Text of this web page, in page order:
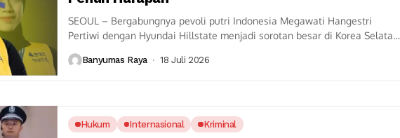
SEOUL – Bergabungnya pevoli putri Indonesia Megawati Hangestri
Pertiwi dengan Hyundai Hillstate menjadi sorotan besar di Korea Selatan.
Banyumas Raya 18 Juli 2026
Hukum Internasional Kriminal